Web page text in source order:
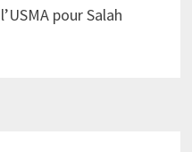
pour Salah